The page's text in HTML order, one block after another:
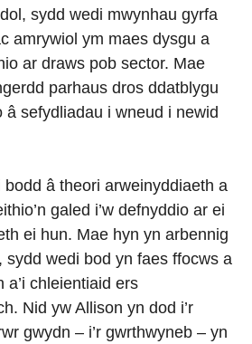
sydd wedi mwynhau gyrfa
amrywiol ym maes dysgu a
ar draws pob sector. Mae
parhaus dros ddatblygu
â sefydliadau i wneud i newid
bodd â theori arweinyddiaeth a
galed i’w defnyddio ar ei
ei hun. Mae hyn yn arbennig
sydd wedi bod yn faes ffocws a
a’i chleientiaid ers
Nid yw Allison yn dod i’r
gwydn – i’r gwrthwyneb – yn